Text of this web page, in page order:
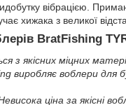
вібрацією.
хижака з великої
BratFishing
з якісних міцних
виробляє воблери для
ціна за якісні